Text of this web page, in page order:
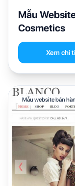
Mẫu
Cosmetics
Xem chi
Mẫu website bán